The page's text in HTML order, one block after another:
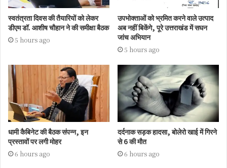
स्वतंत्रता दिवस की तैयारियों को लेकर
डीएम डॉ. आशीष चौहान ने की समीक्षा बैठक
5 hours ago
उपभोक्ताओं को भ्रमित करने वाले उत्पाद
अब नहीं बिकेंगे, पूरे उत्तराखंड में सघन
जांच अभियान
5 hours ago
धामी कैबिनेट की बैठक संपन्न, इन
प्रस्तावों पर लगी मोहर
6 hours ago
दर्दनाक सड़क हादसा, बोलेरो खाई में गिरने
से 6 की मौत
6 hours ago